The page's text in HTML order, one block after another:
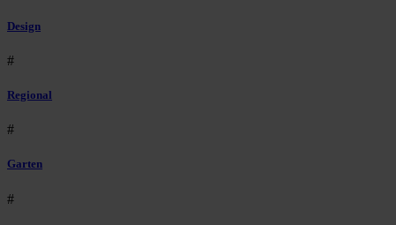
Design
#
Regional
#
Garten
#